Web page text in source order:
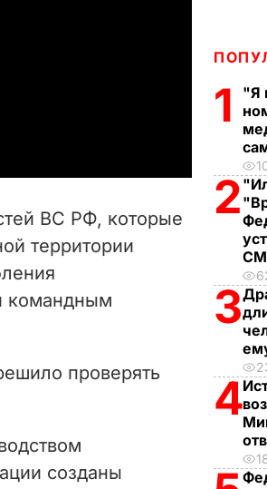
ВС РФ, которые
территории
командным
проверять
созданы
1
"Я
2
3
4